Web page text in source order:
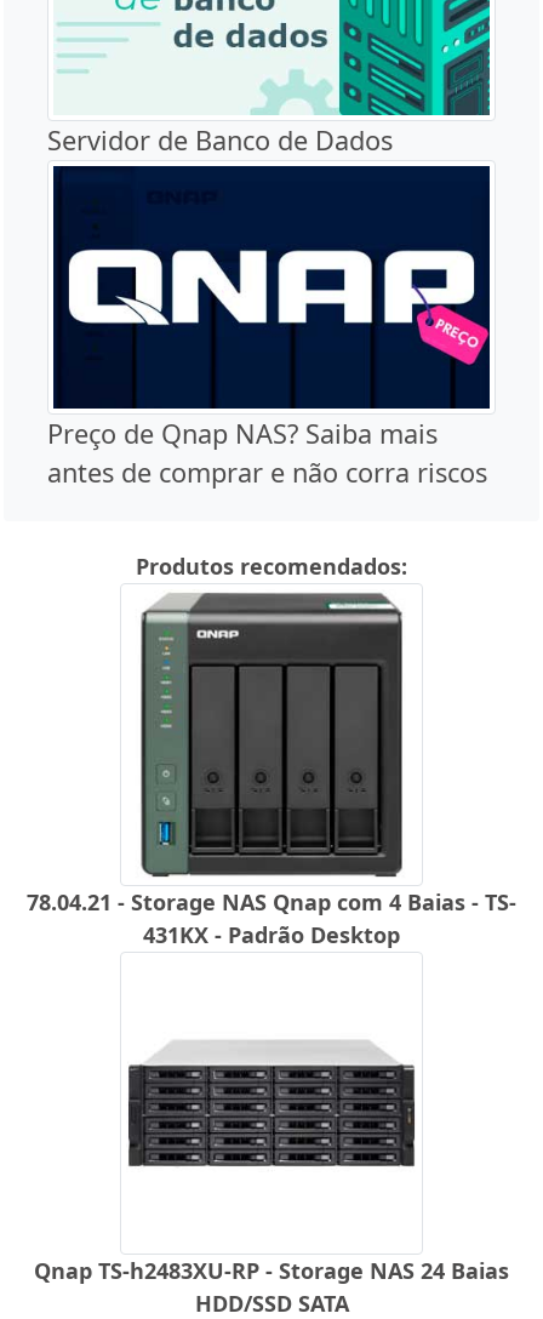
Servidor de Banco de Dados
Preço de Qnap NAS? Saiba mais
antes de comprar e não corra riscos
Produtos recomendados:
78.04.21 - Storage NAS Qnap com 4 Baias - TS-
431KX - Padrão Desktop
Qnap TS-h2483XU-RP - Storage NAS 24 Baias
HDD/SSD SATA